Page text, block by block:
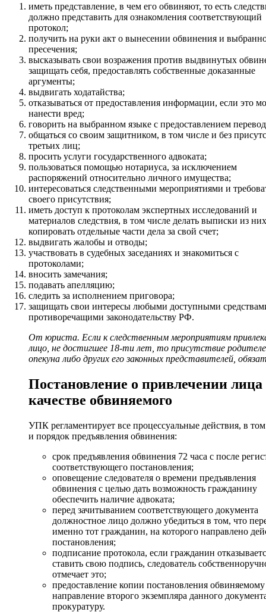
иметь представление, в чем его обвиняют, то есть
должно представить для ознакомления соответствующий
протокол;
получить на руки акт о вынесении обвинения и
пресечения;
высказывать свои возражения против выдвинутых
защищать себя, предоставлять собственные доказанные
аргументы;
выдвигать ходатайства;
отказываться от предоставления информации, если это
нанести вред;
говорить на выбранном языке с предоставлением
общаться со своим защитником, в том числе и без
третьих лиц;
просить услуги государственного адвоката;
пользоваться помощью нотариуса, за исключением
распоряжений относительно личного имущества;
интересоваться следственными мероприятиями и
своего присутствия;
иметь доступ к протоколам экспертных исследований и
материалов следствия, в том числе делать выписки из
копировать отдельные части дела за свой счет;
выдвигать жалобы и отводы;
участвовать в судебных заседаниях и знакомиться с
протоколами;
вносить замечания;
подавать апелляцию;
следить за исполнением приговора;
защищать свои интересы любыми доступными
противоречащими законодательству РФ.
От юриста. Если к следственным мероприятиям
лицо, не достигшее 18-ти лет, то присутствие
опекуна либо других его законных представителей,
Постановление о привлечении лица
качестве обвиняемого
УПК регламентирует все процессуальные действия, в
и порядок предъявления обвинения:
срок предъявления обвинения 72 часа с после
соответствующего постановления;
оповещение следователя о времени предъявления
обвинения с целью дать возможность гражданину
обеспечить наличие адвоката;
перед зачитыванием соответствующего документа
должностное лицо должно убедиться в том, что
именно тот гражданин, на которого направлено
постановления;
подписание протокола, если гражданин
ставить свою подпись, следователь
отмечает это;
предоставление копии постановления
направление второго экземпляра данного
прокуратуру.